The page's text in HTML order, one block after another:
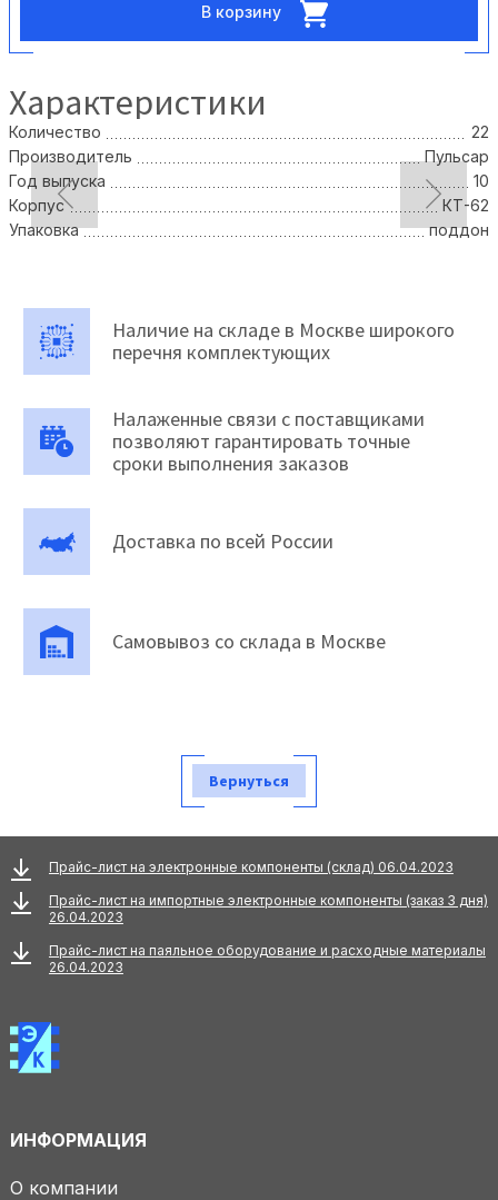
В корзину
Характеристики
Количество
22
Производитель
Пульсар
Год выпуска
10
Корпус
КТ-62
Упаковка
поддон
Наличие на складе в Москве широкого
перечня комплектующих
Налаженные связи с поставщиками
позволяют гарантировать точные
сроки выполнения заказов
Доставка по всей России
Самовывоз со склада в Москве
Вернуться
Прайс-лист на электронные компоненты (склад) 06.04.2023
Прайс-лист на импортные электронные компоненты (заказ 3 дня)
26.04.2023
Прайс-лист на паяльное оборудование и расходные материалы
26.04.2023
ИНФОРМАЦИЯ
О компании